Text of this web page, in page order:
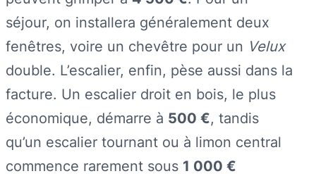
séjour, on installera généralement deux
fenêtres, voire un chevêtre pour un Velux
double. L’escalier, enfin, pèse aussi dans la
facture. Un escalier droit en bois, le plus
économique, démarre à 500 €, tandis
qu’un escalier tournant ou à limon central
commence rarement sous 1 000 €